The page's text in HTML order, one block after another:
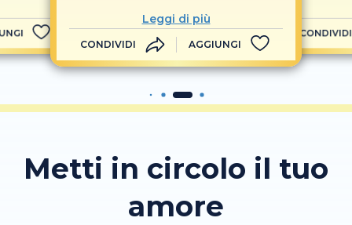
Leggi di più
CONDIVIDI AGGIUNGI
CONDIVIDI
Metti in circolo il tuo
amore